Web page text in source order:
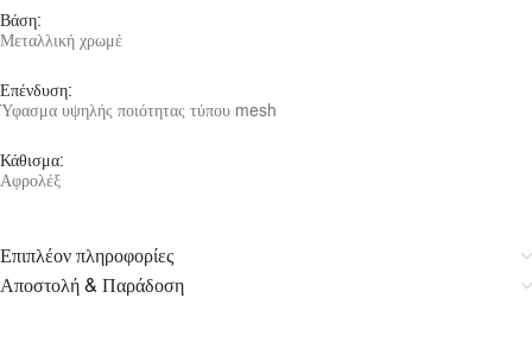
Βάση:
Μεταλλική χρωμέ
Επένδυση:
Ύφασμα υψηλής ποιότητας τύπου mesh
Κάθισμα:
Αφρολέξ
Επιπλέον πληροφορίες
Αποστολή & Παράδοση